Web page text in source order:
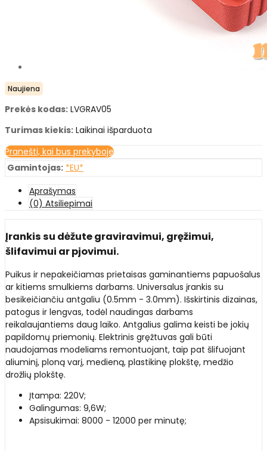
Naujiena
Prekės kodas: LVGRAV05
Turimas kiekis: Laikinai išparduota
Pranešti, kai bus prekyboje
Gamintojas: *EU*
Aprašymas
(0) Atsiliepimai
Įrankis su dėžute graviravimui, gręžimui,
šlifavimui ar pjovimui.
Puikus ir nepakeičiamas prietaisas gaminantiems papuošalus
ar kitiems smulkiems darbams. Universalus įrankis su
besikeičiančiu antgaliu (0.5mm - 3.0mm). Išskirtinis dizainas,
patogus ir lengvas, todėl naudingas darbams
reikalaujantiems daug laiko. Antgalius galima keisti be jokių
papildomų priemonių. Elektrinis gręžtuvas gali būti
naudojamas modeliams remontuojant, taip pat šlifuojant
aliuminį, ploną varį, medieną, plastikinę plokštę, medžio
drožlių plokštę.
Įtampa: 220V;
Galingumas: 9,6W;
Apsisukimai: 8000 - 12000 per minutę;